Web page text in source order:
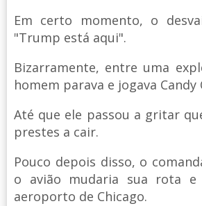
Em certo momento, o
"Trump está aqui".
Bizarramente, entre uma
homem parava e jogava Candy
Até que ele passou a gritar
prestes a cair.
Pouco depois disso, o
o avião mudaria sua rota
aeroporto de Chicago.